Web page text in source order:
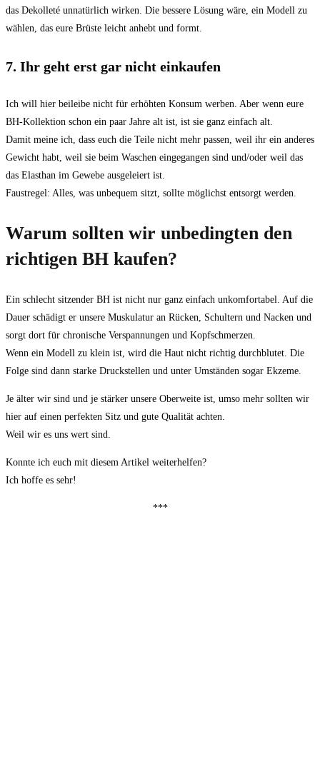
das Dekolleté unnatürlich wirken. Die bessere Lösung wäre, ein Modell zu
wählen, das eure Brüste leicht anhebt und formt.
7. Ihr geht erst gar nicht einkaufen
Ich will hier beileibe nicht für erhöhten Konsum werben. Aber wenn eure
BH-Kollektion schon ein paar Jahre alt ist, ist sie ganz einfach alt.
Damit meine ich, dass euch die Teile nicht mehr passen, weil ihr ein anderes
Gewicht habt, weil sie beim Waschen eingegangen sind und/oder weil das
das Elasthan im Gewebe ausgeleiert ist.
Faustregel: Alles, was unbequem sitzt, sollte möglichst entsorgt werden.
Warum sollten wir unbedingten den
richtigen BH kaufen?
Ein schlecht sitzender BH ist nicht nur ganz einfach unkomfortabel. Auf die
Dauer schädigt er unsere Muskulatur an Rücken, Schultern und Nacken und
sorgt dort für chronische Verspannungen und Kopfschmerzen.
Wenn ein Modell zu klein ist, wird die Haut nicht richtig durchblutet. Die
Folge sind dann starke Druckstellen und unter Umständen sogar Ekzeme.
Je älter wir sind und je stärker unsere Oberweite ist, umso mehr sollten wir
hier auf einen perfekten Sitz und gute Qualität achten.
Weil wir es uns wert sind.
Konnte ich euch mit diesem Artikel weiterhelfen?
Ich hoffe es sehr!
***